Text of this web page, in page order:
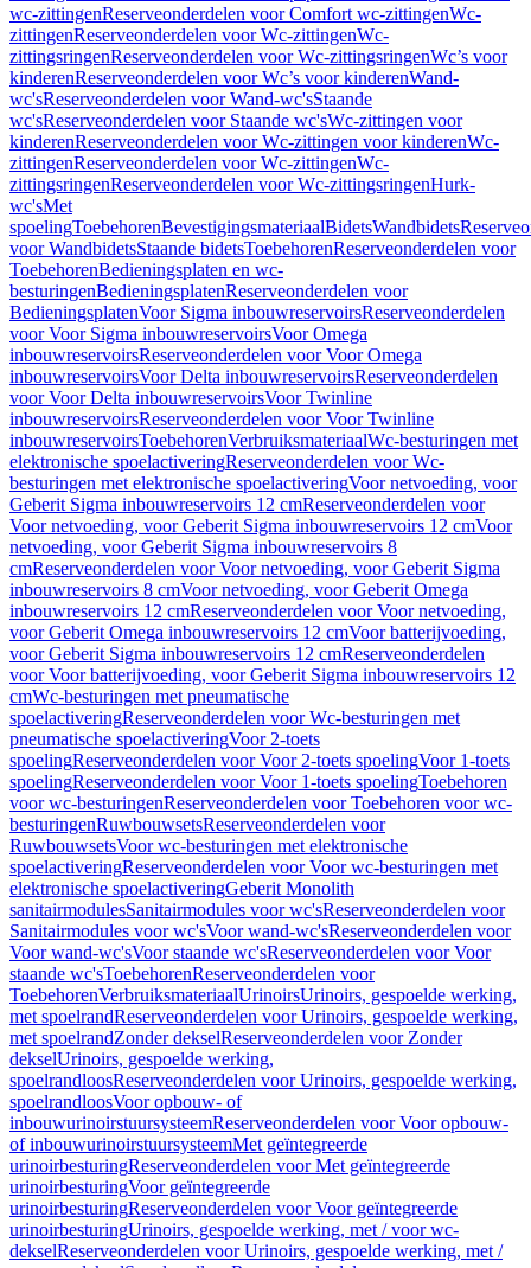
wc-zittingenReserveonderdelen voor Comfort wc-zittingenWc-
zittingenReserveonderdelen voor Wc-zittingenWc-
zittingsringenReserveonderdelen voor Wc-zittingsringenWc’s voor
kinderenReserveonderdelen voor Wc’s voor kinderenWand-
wc'sReserveonderdelen voor Wand-wc'sStaande
wc'sReserveonderdelen voor Staande wc'sWc-zittingen voor
kinderenReserveonderdelen voor Wc-zittingen voor kinderenWc-
zittingenReserveonderdelen voor Wc-zittingenWc-
zittingsringenReserveonderdelen voor Wc-zittingsringenHurk-
wc'sMet
spoelingToebehorenBevestigingsmateriaalBidetsWandbidets
voor WandbidetsStaande bidetsToebehorenReserveonderdelen voor
ToebehorenBedieningsplaten en wc-
besturingenBedieningsplatenReserveonderdelen voor
BedieningsplatenVoor Sigma inbouwreservoirsReserveonderdelen
voor Voor Sigma inbouwreservoirsVoor Omega
inbouwreservoirsReserveonderdelen voor Voor Omega
inbouwreservoirsVoor Delta inbouwreservoirsReserveonderdelen
voor Voor Delta inbouwreservoirsVoor Twinline
inbouwreservoirsReserveonderdelen voor Voor Twinline
inbouwreservoirsToebehorenVerbruiksmateriaalWc-besturingen met
elektronische spoelactiveringReserveonderdelen voor Wc-
besturingen met elektronische spoelactiveringVoor netvoeding, voor
Geberit Sigma inbouwreservoirs 12 cmReserveonderdelen voor
Voor netvoeding, voor Geberit Sigma inbouwreservoirs 12 cmVoor
netvoeding, voor Geberit Sigma inbouwreservoirs 8
cmReserveonderdelen voor Voor netvoeding, voor Geberit Sigma
inbouwreservoirs 8 cmVoor netvoeding, voor Geberit Omega
inbouwreservoirs 12 cmReserveonderdelen voor Voor netvoeding,
voor Geberit Omega inbouwreservoirs 12 cmVoor batterijvoeding,
voor Geberit Sigma inbouwreservoirs 12 cmReserveonderdelen
voor Voor batterijvoeding, voor Geberit Sigma inbouwreservoirs 12
cmWc-besturingen met pneumatische
spoelactiveringReserveonderdelen voor Wc-besturingen met
pneumatische spoelactiveringVoor 2-toets
spoelingReserveonderdelen voor Voor 2-toets spoelingVoor 1-toets
spoelingReserveonderdelen voor Voor 1-toets spoelingToebehoren
voor wc-besturingenReserveonderdelen voor Toebehoren voor wc-
besturingenRuwbouwsetsReserveonderdelen voor
RuwbouwsetsVoor wc-besturingen met elektronische
spoelactiveringReserveonderdelen voor Voor wc-besturingen met
elektronische spoelactiveringGeberit Monolith
sanitairmodulesSanitairmodules voor wc'sReserveonderdelen voor
Sanitairmodules voor wc'sVoor wand-wc'sReserveonderdelen voor
Voor wand-wc'sVoor staande wc'sReserveonderdelen voor Voor
staande wc'sToebehorenReserveonderdelen voor
ToebehorenVerbruiksmateriaalUrinoirsUrinoirs, gespoelde werking,
met spoelrandReserveonderdelen voor Urinoirs, gespoelde werking,
met spoelrandZonder dekselReserveonderdelen voor Zonder
dekselUrinoirs, gespoelde werking,
spoelrandloosReserveonderdelen voor Urinoirs, gespoelde werking,
spoelrandloosVoor opbouw- of
inbouwurinoirstuursysteemReserveonderdelen voor Voor opbouw-
of inbouwurinoirstuursysteemMet geïntegreerde
urinoirbesturingReserveonderdelen voor Met geïntegreerde
urinoirbesturingVoor geïntegreerde
urinoirbesturingReserveonderdelen voor Voor geïntegreerde
urinoirbesturingUrinoirs, gespoelde werking, met / voor wc-
dekselReserveonderdelen voor Urinoirs, gespoelde werking, met /